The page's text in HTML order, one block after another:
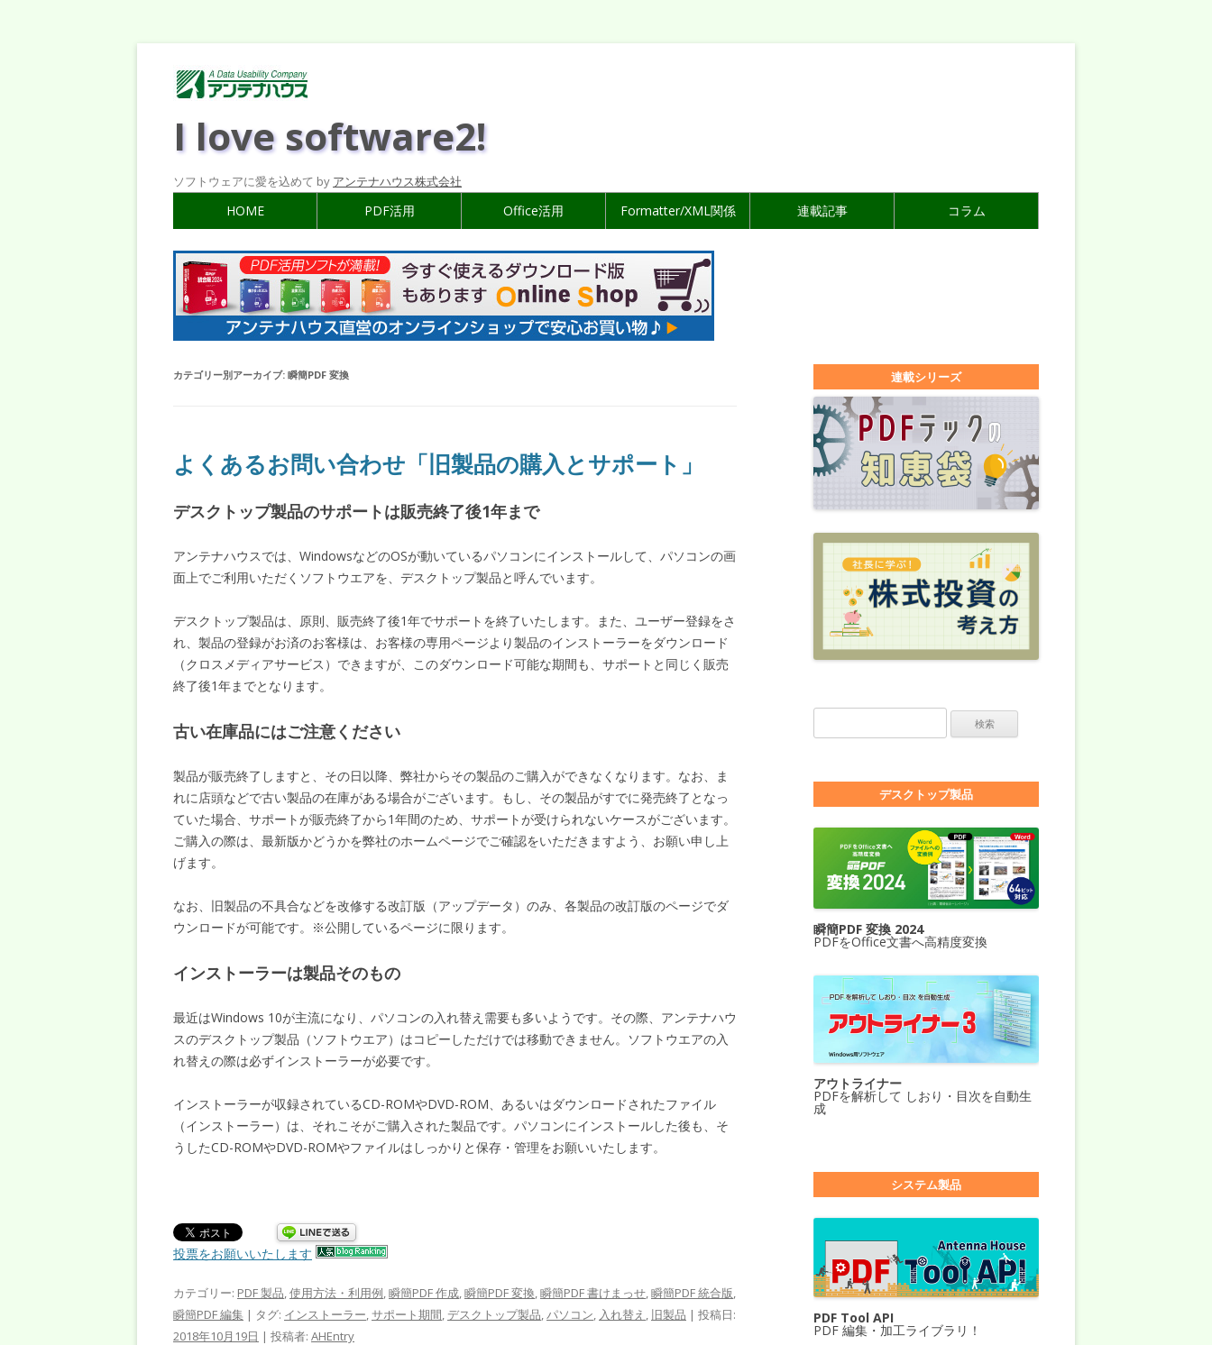
I love software2!
ソフトウェアに愛を込めて by アンテナハウス株式会社
HOME PDF活用 Office活用 Formatter/XML関係 連載記事 コラム
カテゴリー別アーカイブ: 瞬簡PDF 変換
よくあるお問い合わせ「旧製品の購入とサポート」
デスクトップ製品のサポートは販売終了後1年まで
アンテナハウスでは、WindowsなどのOSが動いているパソコンにインストールして、パソコンの画
面上でご利用いただくソフトウエアを、デスクトップ製品と呼んでいます。
デスクトップ製品は、原則、販売終了後1年でサポートを終了いたします。また、ユーザー登録をさ
れ、製品の登録がお済のお客様は、お客様の専用ページより製品のインストーラーをダウンロード
（クロスメディアサービス）できますが、このダウンロード可能な期間も、サポートと同じく販売
終了後1年までとなります。
古い在庫品にはご注意ください
製品が販売終了しますと、その日以降、弊社からその製品のご購入ができなくなります。なお、ま
れに店頭などで古い製品の在庫がある場合がございます。もし、その製品がすでに発売終了となっ
ていた場合、サポートが販売終了から1年間のため、サポートが受けられないケースがございます。
ご購入の際は、最新版かどうかを弊社のホームページでご確認をいただきますよう、お願い申し上
げます。
なお、旧製品の不具合などを改修する改訂版（アップデータ）のみ、各製品の改訂版のページでダ
ウンロードが可能です。※公開しているページに限ります。
インストーラーは製品そのもの
最近はWindows 10が主流になり、パソコンの入れ替え需要も多いようです。その際、アンテナハウ
スのデスクトップ製品（ソフトウエア）はコピーしただけでは移動できません。ソフトウエアの入
れ替えの際は必ずインストーラーが必要です。
インストーラーが収録されているCD-ROMやDVD-ROM、あるいはダウンロードされたファイル
（インストーラー）は、それこそがご購入された製品です。パソコンにインストールした後も、そ
うしたCD-ROMやDVD-ROMやファイルはしっかりと保存・管理をお願いいたします。
投票をお願いいたします
カテゴリー: PDF 製品,使用方法・利用例,瞬簡PDF 作成,瞬簡PDF 変換,瞬簡PDF 書けまっせ,瞬簡PDF 統合版,
瞬簡PDF 編集 | タグ: インストーラー,サポート期間, デスクトップ製品,パソコン, 入れ替え , 旧製品 | 投稿日:
2018年10月19日 | 投稿者: AHEntry
連載シリーズ
デスクトップ製品
瞬簡PDF 変換 2024
PDFをOffice文書へ高精度変換
アウトライナー
PDFを解析して しおり・目次を自動生
成
システム製品
PDF Tool API
PDF 編集・加工ライブラリ！